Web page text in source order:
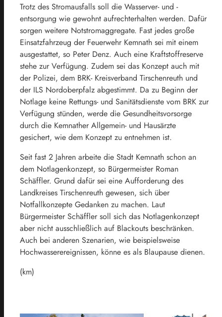
Trotz des Stromausfalls soll die Wasserver- und -
entsorgung wie gewohnt aufrechterhalten werden. Dafür
sorgen weitere Notstromaggregate. Fast jedes große
Einsatzfahrzeug der Feuerwehr Kemnath sei mit einem
ausgestattet, so Peter Denz. Auch eine Kraftstoffreserve
stehe zur Verfügung. Zudem sei das Konzept auch mit
der Polizei, dem BRK- Kreisverband Tirschenreuth und
der ILS Nordoberpfalz abgestimmt. Da zu Beginn der
Notlage keine Rettungs- und Sanitätsdienste vom BRK zur
Verfügung stünden, werde die Gesundheitsvorsorge
durch die Kemnather Allgemein- und Hausärzte
gesichert, wie dem Konzept zu entnehmen ist.
Seit fast 2 Jahren arbeite die Stadt Kemnath schon an
dem Notlagenkonzept, so Bürgermeister Roman
Schäffler. Grund dafür sei eine Aufforderung des
Landkreises Tirschenreuth gewesen, sich über
Notfallkonzepte Gedanken zu machen. Laut
Bürgermeister Schäffler soll sich das Notlagenkonzept
aber nicht ausschließlich auf Blackouts beschränken.
Auch bei anderen Szenarien, wie beispielsweise
Hochwasserereignissen, könne es als Blaupause dienen.
(km)